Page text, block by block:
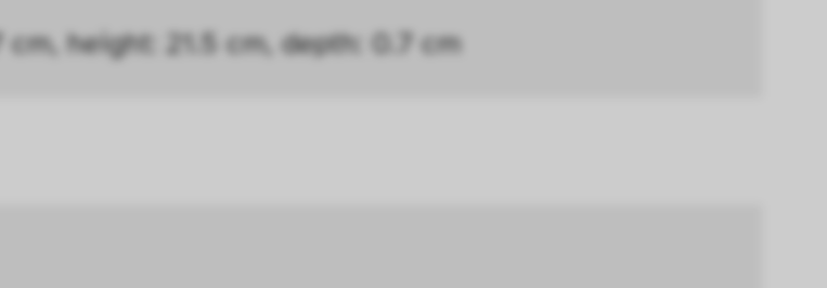
auf unserer Seite gespeichert werden. Das
deine Anfrage bearbeiten können.
wie Besucher*innen mit unserer Webseite
cm, height: 21.5 cm, depth: 0.7 cm